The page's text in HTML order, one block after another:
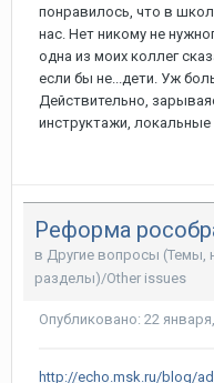
понравилось, что в
нас. Нет никому не
одна из моих коллег
если бы не...дети. Уж
Действительно,
инструктажи, локальные
Реформа
в Другие вопросы (Темы,
разделы)/Other issues
Опубликовано: 22
http://echo.msk.ru/blog/